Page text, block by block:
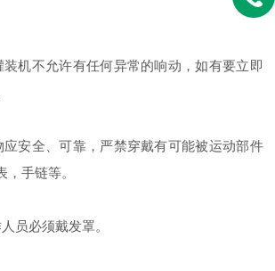
不允许有任何异常的响动，如有要立即
全、可靠，严禁穿戴有可能被运动部件
手链等。
必须戴发罩。